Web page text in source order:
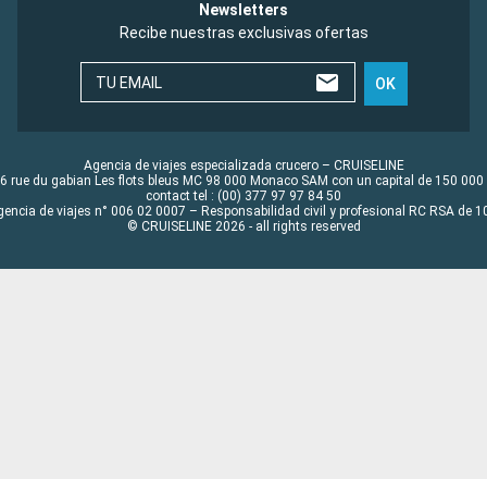
Newsletters
Recibe nuestras exclusivas ofertas
TU EMAIL OK
Agencia de viajes especializada crucero – CRUISELINE
rue du gabian Les flots bleus MC 98 000 Monaco SAM con un capital de 150 000
contact tel : (00) 377 97 97 84 50
de viajes n° 006 02 0007 – Responsabilidad civil y profesional RC RSA de
© CRUISELINE 2026 - all rights reserved